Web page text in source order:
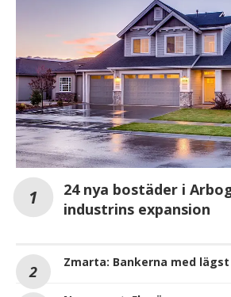
24 nya bostäder i
industrins expansion
Zmarta: Bankerna med